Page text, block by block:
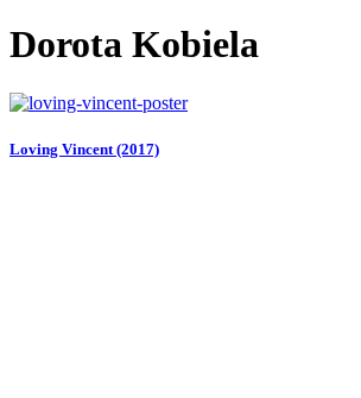
Dorota Kobiela
Loving Vincent (2017)